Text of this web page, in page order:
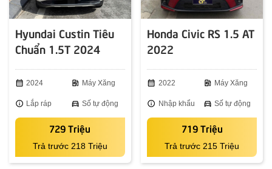
Hyundai Custin Tiêu
Chuẩn 1.5T 2024
calendar_month 2024 ev_station Máy Xăng
info Lắp ráp directions_car Số tự động
729 Triệu
Trả trước 218 Triệu
Honda Civic RS 1.5 AT
2022
calendar_month 2022 ev_station Máy Xăng
info Nhập khẩu directions_car Số tự động
719 Triệu
Trả trước 215 Triệu